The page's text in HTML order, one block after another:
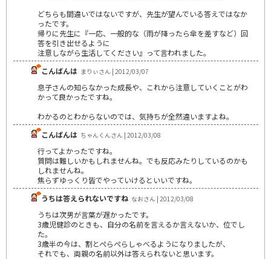
どちらも間違いではないですが、先生が望んでいる答えではなか
ったです。
帰りに先生に『一応、一般的な（雨が降ったら傘を差すなど）回
答を引き出せるように
注意しながら生活してください』って言われました。
こんばんは まりぃさん | 2012/03/07
息子さんの知らなかった成長や、これから注意していくことがわ
かって良かったですね。
わかるのとわからないのでは、気持ちが全然違いますよね。
こんばんは ちゃんくんさん | 2012/03/08
行ってよかったですね。
質問は難しいかもしれませんね。でも反応みたりしているのかも
しれませんね。
焦らずゆっくり皆でやっていけるといいですね。
うちは答えられないですね なおさん | 2012/03/08
うちは次男が言葉が遅かったです。
3歳児健診のときも、自分の名前を言えるか言えないか、位でし
た。
3歳半の今は、割とぺらぺらしゃべるようになりましたが、
それでも、両親の名前以外は答えられないと思います。